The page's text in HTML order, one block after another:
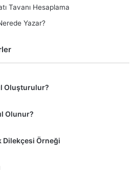
Tavanı Hesaplama
Yazar?
Oluşturulur?
Olunur?
Dilekçesi Örneği